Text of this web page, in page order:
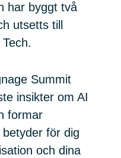
har byggt två
utsetts till
Summit
insikter om AI
formar
för dig
och dina